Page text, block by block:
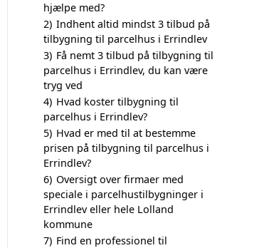
hjælpe med?
2) Indhent altid mindst 3 tilbud på
tilbygning til parcelhus i Errindlev
3) Få nemt 3 tilbud på tilbygning til
parcelhus i Errindlev, du kan være
tryg ved
4) Hvad koster tilbygning til
parcelhus i Errindlev?
5) Hvad er med til at bestemme
prisen på tilbygning til parcelhus i
Errindlev?
6) Oversigt over firmaer med
speciale i parcelhustilbygninger i
Errindlev eller hele Lolland
kommune
7) Find en professionel til